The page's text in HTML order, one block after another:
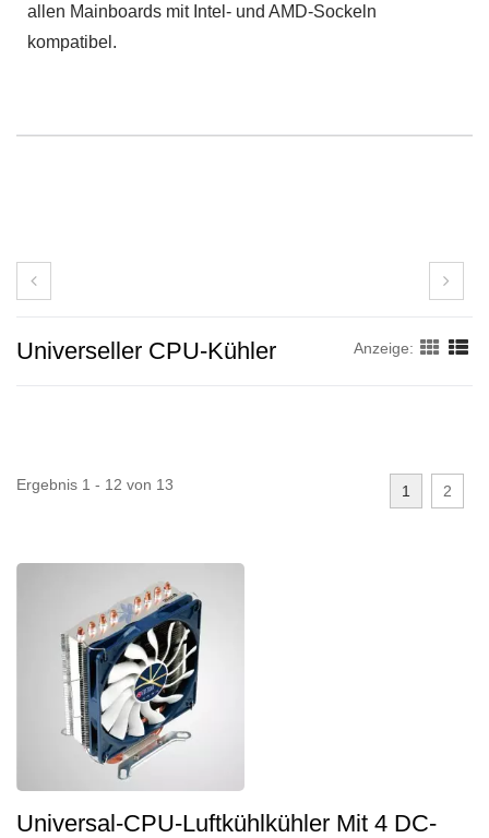
allen Mainboards mit Intel- und AMD-Sockeln
kompatibel.
Universeller CPU-Kühler Anzeige:
Ergebnis 1 - 12 von 13 1 2
Universal-CPU-Luftkühlkühler Mit 4 DC-